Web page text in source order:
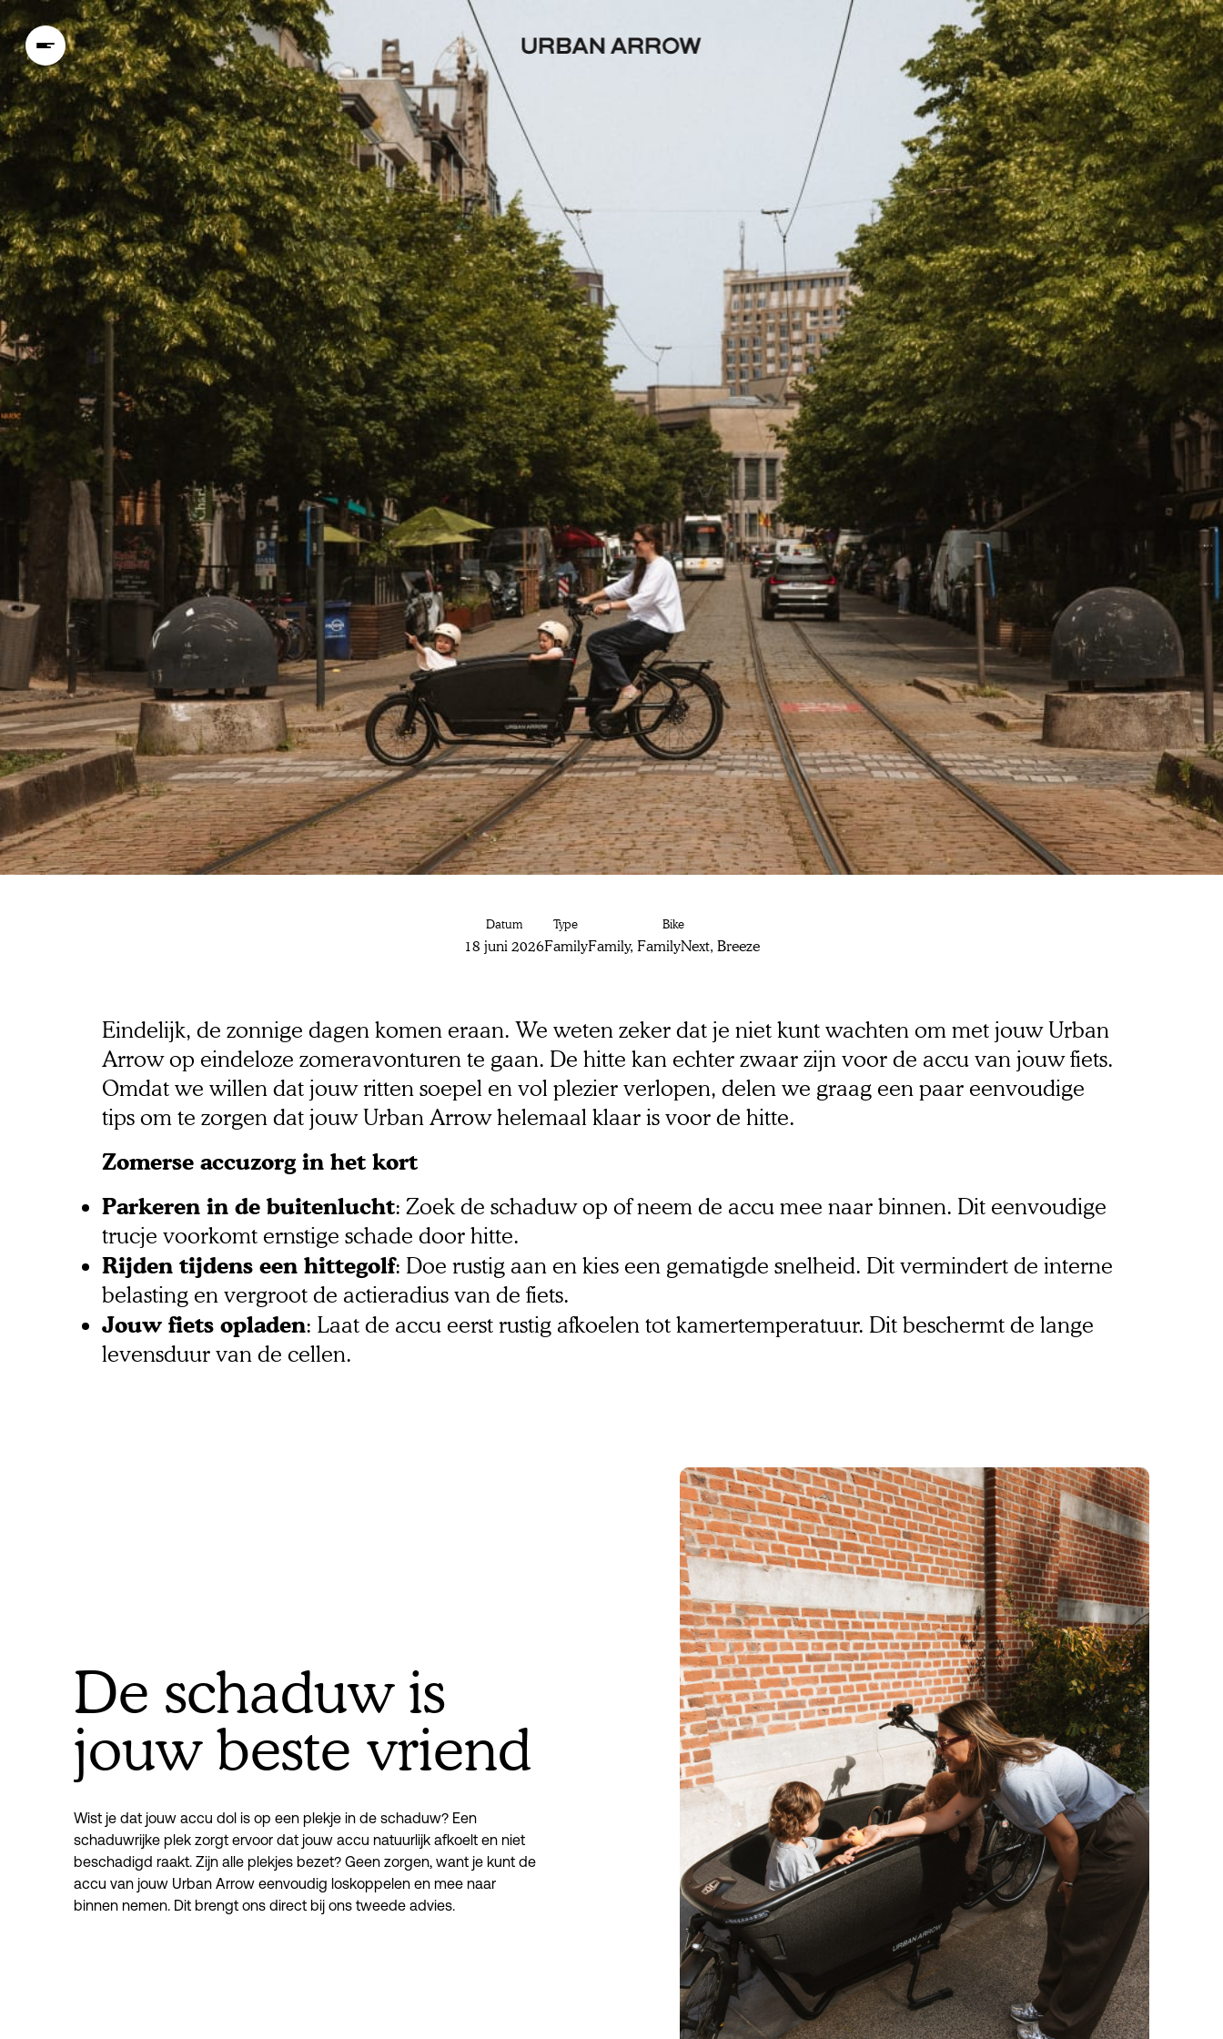
Hoe je jouw accu
warme
zomerdagen ☀️
Datum
18 juni 2026
Type
Family
Bike
Family, FamilyNext, Breeze
Eindelijk, de zonnige dagen komen eraan. We weten zeker dat je niet kunt wachten om met jouw Urban
Arrow op eindeloze zomeravonturen te gaan. De hitte kan echter zwaar zijn voor de accu van jouw fiets.
Omdat we willen dat jouw ritten soepel en vol plezier verlopen, delen we graag een paar eenvoudige
tips om te zorgen dat jouw Urban Arrow helemaal klaar is voor de hitte.
Zomerse accuzorg in het kort
Parkeren in de buitenlucht: Zoek de schaduw op of neem de accu mee naar binnen. Dit eenvoudige
trucje voorkomt ernstige schade door hitte.
Rijden tijdens een hittegolf: Doe rustig aan en kies een gematigde snelheid. Dit vermindert de interne
belasting en vergroot de actieradius van de fiets.
Jouw fiets opladen: Laat de accu eerst rustig afkoelen tot kamertemperatuur. Dit beschermt de lange
levensduur van de cellen.
De schaduw is
jouw beste vriend
Wist je dat jouw accu dol is op een plekje in de schaduw? Een
schaduwrijke plek zorgt ervoor dat jouw accu natuurlijk afkoelt en niet
beschadigd raakt. Zijn alle plekjes bezet? Geen zorgen, want je kunt de
accu van jouw Urban Arrow eenvoudig loskoppelen en mee naar
binnen nemen. Dit brengt ons direct bij ons tweede advies.